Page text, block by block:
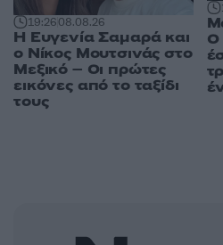
19:2608.08.26
Η Ευγενία Σαμαρά και
ο Νίκος Μουτσινάς στο
Μεξικό – Οι πρώτες
εικόνες από το ταξίδι
τους